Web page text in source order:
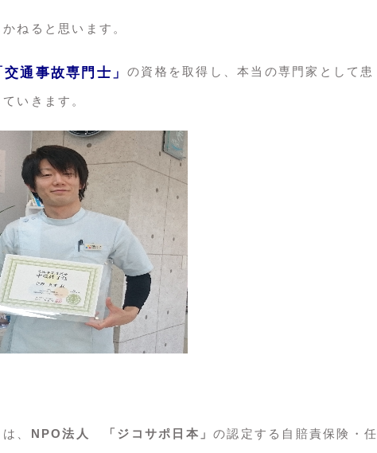
ねると思います。
交通事故専門士」 の資格を取得し、本当の専門家として患
いきます。
、 NPO法人 「ジコサポ日本」 の認定する自賠責保険・任